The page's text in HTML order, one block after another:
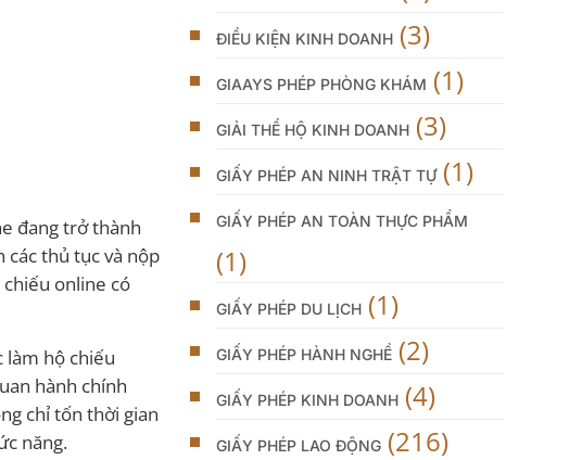
đang trở thành
các thủ tục và nộp
online có
làm hộ chiếu
hành chính
chỉ tốn thời gian
năng.
ĐIỀU KIỆN KINH DOANH (3)
GIAAYS PHÉP PHÒNG KHÁM (1)
GIẢI THỂ HỘ KINH DOANH (3)
GIẤY PHÉP AN NINH TRẬT TỰ(1)
GIẤY PHÉP AN TOÀN THỰC PHẨM
(1)
GIẤY PHÉP DU LỊCH (1)
GIẤY PHÉP HÀNH NGHỀ (2)
GIẤY PHÉP KINH DOANH (4)
GIẤY PHÉP LAO ĐỘNG (216)